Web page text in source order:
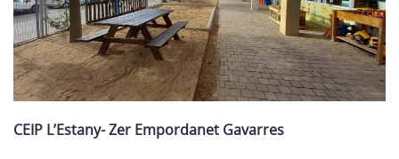
CEIP L’Estany- Zer Empordanet Gavarres